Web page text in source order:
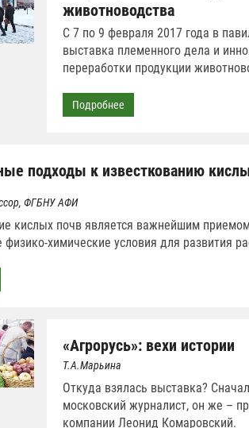
животноводства
С 7 по 9 февраля 2017 года в
выставка племенного дела и
переработки продукции
Подробнее
подходы к известкованию
ФГБНУ АФИ
кислых почв является важнейшим
химические условия для развития
«Агрорусь»: вехи истории
Т.А.Марьина
Откуда взялась выставка?
московский журналист, он же –
компании Леонид Комаровский.